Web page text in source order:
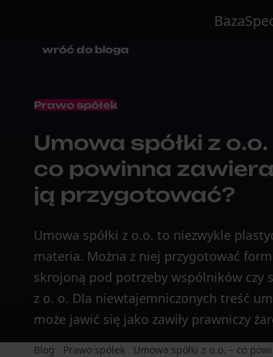
Baza
wróć do bloga
Prawo spółek
Umowa spółki z o.o.
co powinna
ją przygotować?
Umowa spółki z o.o. to niezwykle
materia. Można z niej przygotować
skrojoną pod potrzeby wspólników czy
z o. o. Dla niewtajemniczonych treść
może jawić się jako zawiły prawniczy
Blog Prawo spółek Umowa spółki z o.o. – co